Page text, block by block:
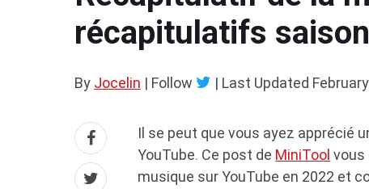
récapitulatifs
By Jocelin | Follow | Last Updated
Il se peut que vous ayez apprécié
YouTube. Ce post de MiniTool vous
musique sur YouTube en 2022 et